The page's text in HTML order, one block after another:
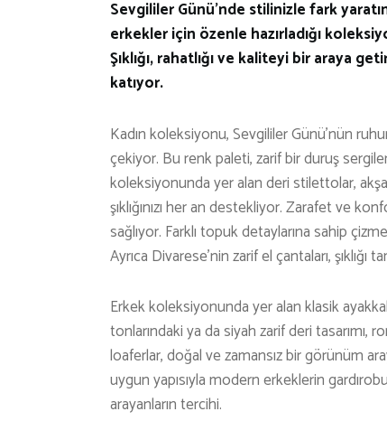
Sevgililer Günü’nde stilinizle fark
erkekler için özenle hazırladığı
Şıklığı, rahatlığı ve kaliteyi bir araya
katıyor.
Kadın koleksiyonu, Sevgililer Günü’nün
çekiyor. Bu renk paleti, zarif bir duruş
koleksiyonunda yer alan deri stilettolar,
şıklığınızı her an destekliyor. Zarafet ve
sağlıyor. Farklı topuk detaylarına sahip
Ayrıca Divarese’nin zarif el çantaları,
Erkek koleksiyonunda yer alan klasik
tonlarındaki ya da siyah zarif deri
loaferlar, doğal ve zamansız bir görünüm
uygun yapısıyla modern erkeklerin
arayanların tercihi.